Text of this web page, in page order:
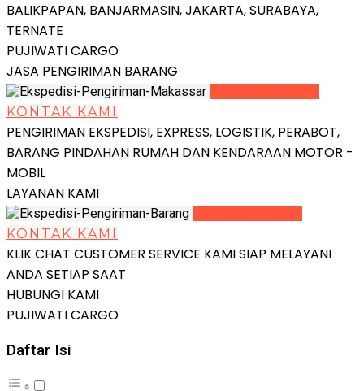
BALIKPAPAN, BANJARMASIN, JAKARTA, SURABAYA,
TERNATE
PUJIWATI CARGO
JASA PENGIRIMAN BARANG
KONTAK KAMI
PENGIRIMAN EKSPEDISI, EXPRESS, LOGISTIK, PERABOT,
BARANG PINDAHAN RUMAH DAN KENDARAAN MOTOR -
MOBIL
LAYANAN KAMI
KONTAK KAMI
KLIK CHAT CUSTOMER SERVICE KAMI SIAP MELAYANI
ANDA SETIAP SAAT
HUBUNGI KAMI
PUJIWATI CARGO
Daftar Isi